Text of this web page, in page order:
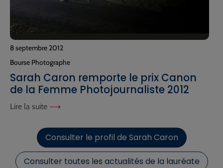
8 septembre 2012
Bourse Photographe
Sarah Caron remporte le prix Canon
de la Femme Photojournaliste 2012
Lire la suite
Consulter le profil de Sarah Caron
Consulter toutes les actualités de la lauréate